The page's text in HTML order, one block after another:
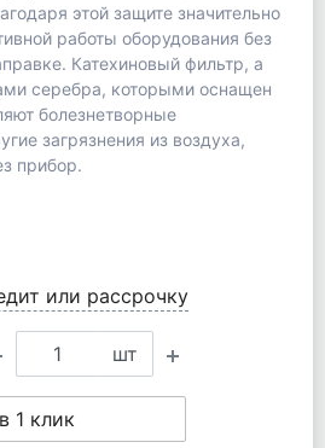
этой защите значительно
работы оборудования без
Катехиновый фильтр, а
серебра, которыми оснащен
болезнетворные
загрязнения из воздуха,
прибор.
или рассрочку
шт
1 клик